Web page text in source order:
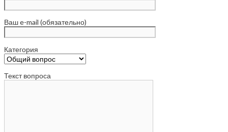
Ваш e-mail (обязательно)
Категория
Текст вопроса